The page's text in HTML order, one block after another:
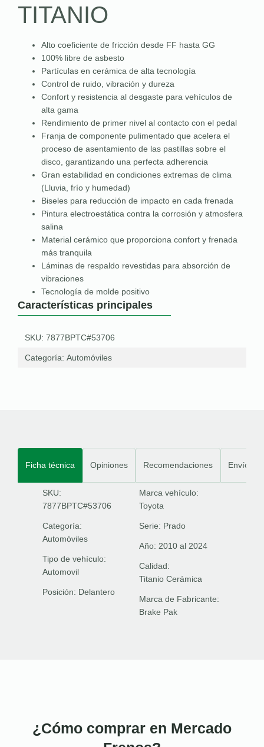
TITANIO
Alto coeficiente de fricción desde FF hasta GG
100% libre de asbesto
Partículas en cerámica de alta tecnología
Control de ruido, vibración y dureza
Confort y resistencia al desgaste para vehículos de
alta gama
Rendimiento de primer nivel al contacto con el pedal
Franja de componente pulimentado que acelera el
proceso de asentamiento de las pastillas sobre el
disco, garantizando una perfecta adherencia
Gran estabilidad en condiciones extremas de clima
(Lluvia, frío y humedad)
Biseles para reducción de impacto en cada frenada
Pintura electroestática contra la corrosión y atmosfera
salina
Material cerámico que proporciona confort y frenada
más tranquila
Láminas de respaldo revestidas para absorción de
vibraciones
Tecnología de molde positivo
Características principales
SKU: 7877BPTC#53706
Categoría: Automóviles
Ficha técnica Opiniones Recomendaciones Envíos
SKU:
7877BPTC#53706
Categoría:
Automóviles
Tipo de vehículo:
Automovil
Posición: Delantero
Marca vehículo:
Toyota
Serie: Prado
Año: 2010 al 2024
Calidad:
Titanio Cerámica
Marca de Fabricante:
Brake Pak
¿Cómo comprar en Mercado